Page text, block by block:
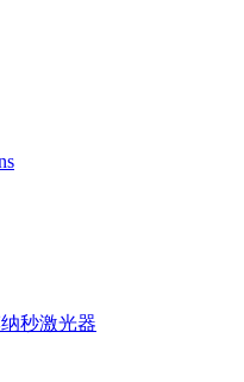
纳秒激光器